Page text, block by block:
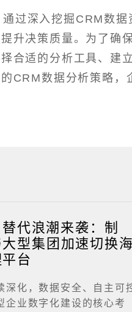
过深入挖掘CRM数据
升决策质量。为了确
合适的分析工具、建
CRM数据分析策略，
代浪潮来袭：制
型集团加速切换海
台
深化，数据安全、自主可
企业数字化建设的核心考